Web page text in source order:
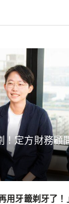
！定方財務顧
用牙籤剃牙了